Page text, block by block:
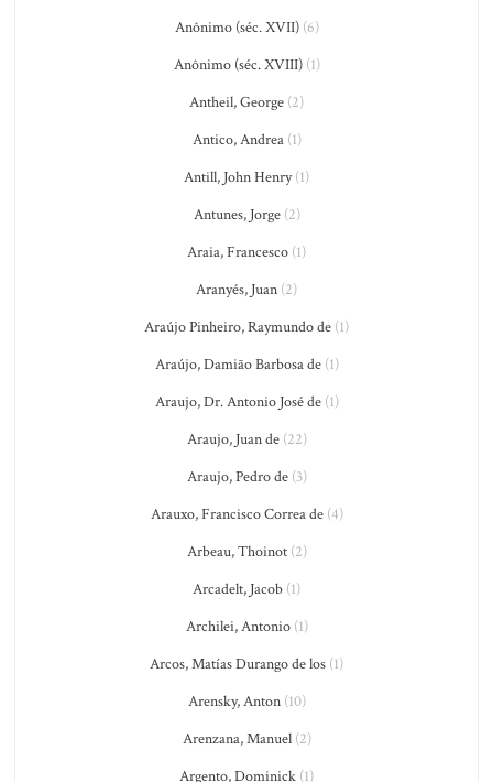
Anônimo (séc. XVII)(6)
Anônimo (séc. XVIII)(1)
Antheil, George (2)
Antico, Andrea(1)
Antill, John Henry(1)
Antunes, Jorge(2)
Araia, Francesco (1)
Aranyés, Juan (2)
Araújo Pinheiro, Raymundo de (1)
Araújo, Damião Barbosa de(1)
Araujo, Dr. Antonio José de(1)
Araujo, Juan de(22)
Araujo, Pedro de(3)
Arauxo, Francisco Correa de(4)
Arbeau, Thoinot(2)
Arcadelt, Jacob (1)
Archilei, Antonio(1)
Arcos, Matías Durango de los (1)
Arensky, Anton(10)
Arenzana, Manuel(2)
Argento, Dominick (1)